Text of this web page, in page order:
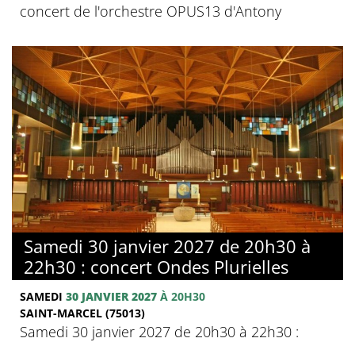
concert de l'orchestre OPUS13 d'Antony
Samedi 30 janvier 2027 de 20h30 à
22h30 : concert Ondes Plurielles
SAMEDI 30 JANVIER 2027 À 20H30
SAINT-MARCEL (75013)
Samedi 30 janvier 2027 de 20h30 à 22h30 :